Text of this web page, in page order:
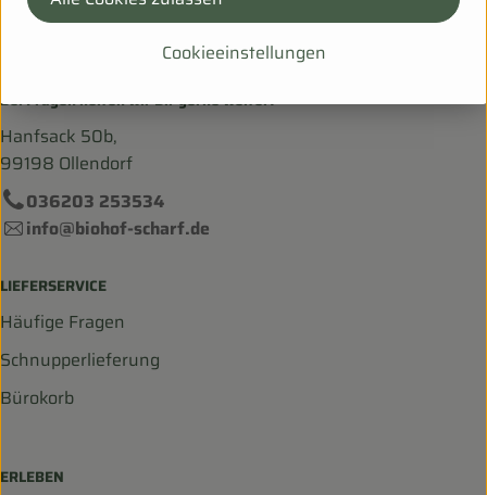
Bei Fragen helfen wir Dir gerne weiter!
Hanfsack 50b,
99198 Ollendorf
036203 253534
info@biohof-scharf.de
LIEFERSERVICE
Häufige Fragen
Schnupperlieferung
Bürokorb
ERLEBEN
Cookieeinstellungen